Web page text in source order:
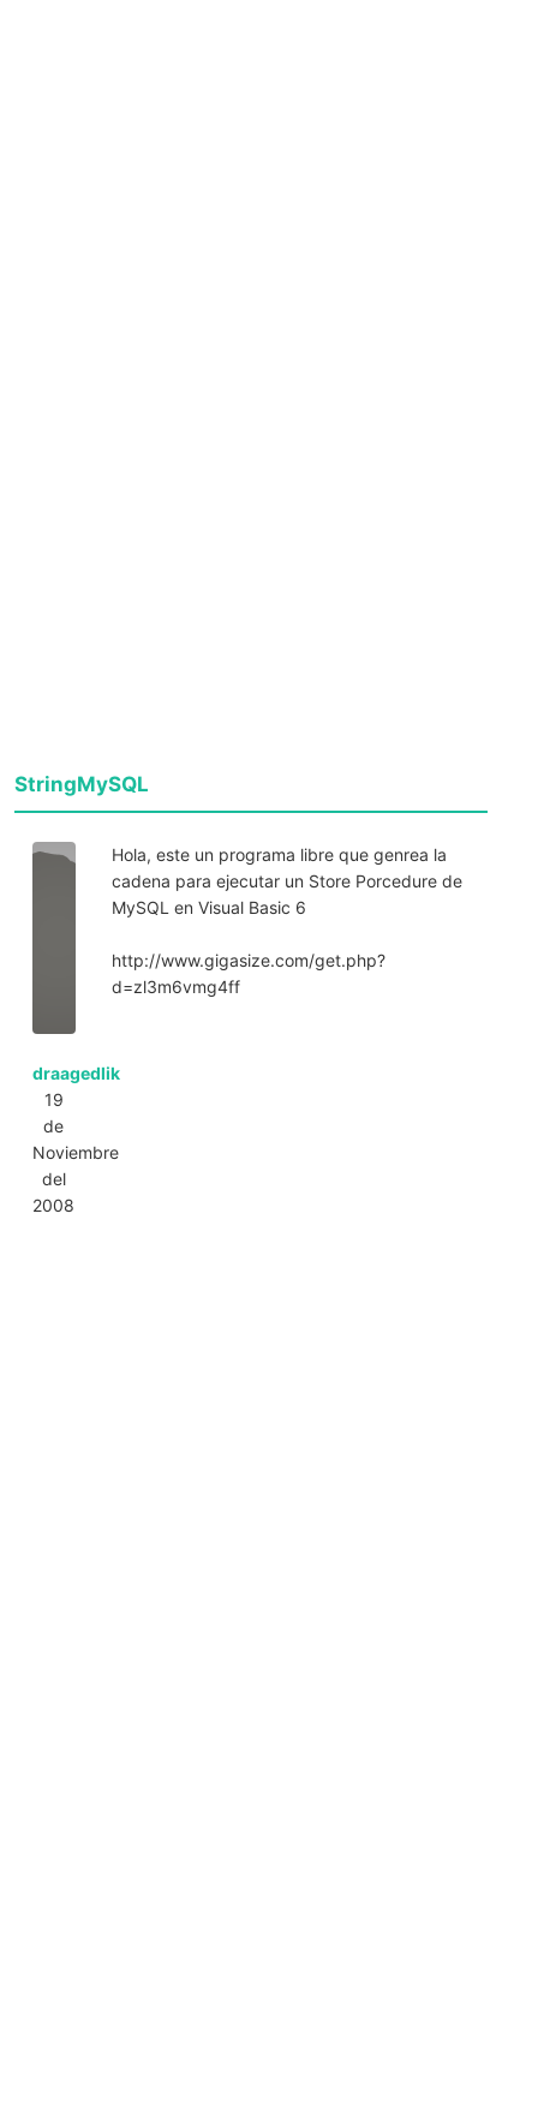
StringMySQL
draagedlik
19
de
Noviembre
del
2008
Hola, este un programa libre que genrea la
cadena para ejecutar un Store Porcedure de
MySQL en Visual Basic 6
http://www.gigasize.com/get.php?
d=zl3m6vmg4ff